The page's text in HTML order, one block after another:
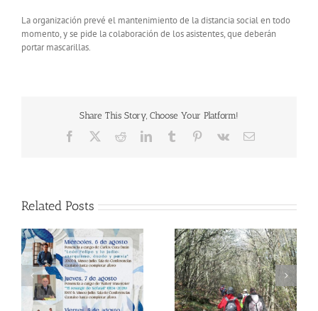
La organización prevé el mantenimiento de la distancia social en todo
momento, y se pide la colaboración de los asistentes, que deberán
portar mascarillas.
Share This Story, Choose Your Platform!
Facebook RedditLinkedInTumblr Pinterest
Vk Email
Related Posts
Béjar vivirá un fin de
semana judío
inolvidable del 13 al 14
La exposición ‘Los
viajes del pueblo judío’
llega a Béjar